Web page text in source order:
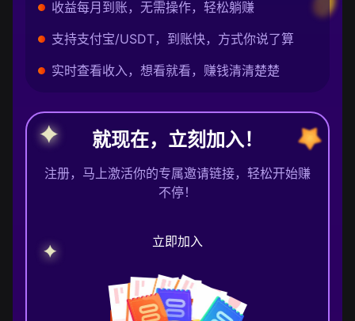
收益每月到账，无需操作，轻松躺赚
支持支付宝/USDT，到账快，方式你说了算
实时查看收入，想看就看，赚钱清清楚楚
就现在，立刻加入！
注册，马上激活你的专属邀请链接，轻松开始赚
不停！
立即加入